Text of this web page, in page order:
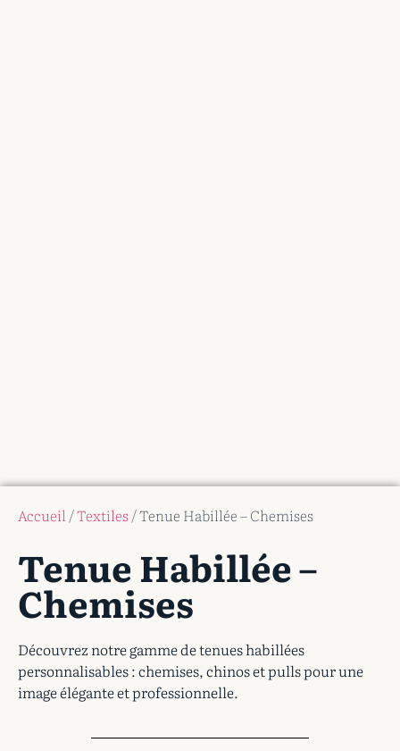
Tenue Habillée –
Chemises
Accueil /Textiles/ Tenue Habillée – Chemises
Découvrez notre gamme de tenues habillées
personnalisables : chemises, chinos et pulls pour une
image élégante et professionnelle.